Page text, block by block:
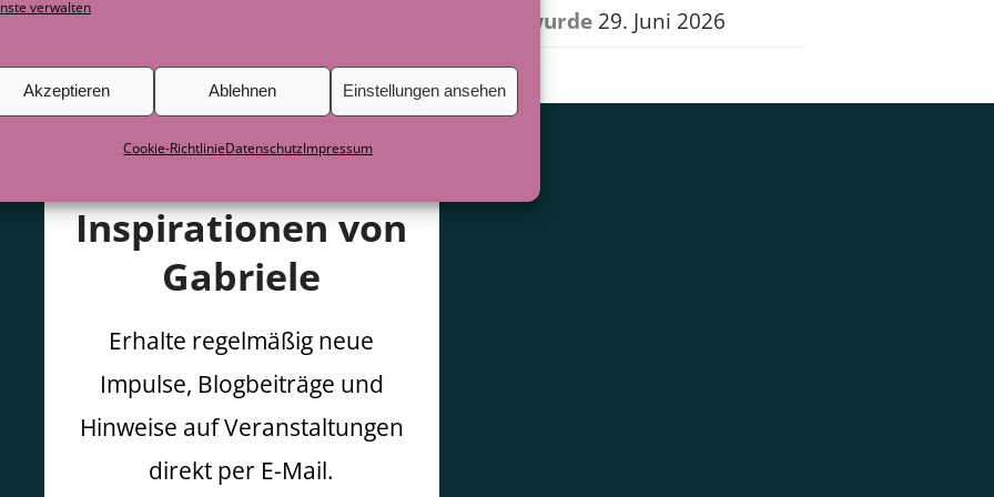
verwalten
Akzeptieren Ablehnen Einstellungen ansehen
Cookie-RichtlinieDatenschutzImpressum
wurde 29. Juni 2026
Inspirationen von
Gabriele
Erhalte regelmäßig neue
Impulse, Blogbeiträge und
Hinweise auf Veranstaltungen
direkt per E-Mail.